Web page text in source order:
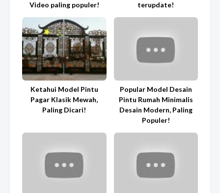
Video paling populer!
terupdate!
Ketahui Model Pintu
Pagar Klasik Mewah,
Paling Dicari!
Popular Model Desain
Pintu Rumah Minimalis
Desain Modern, Paling
Populer!